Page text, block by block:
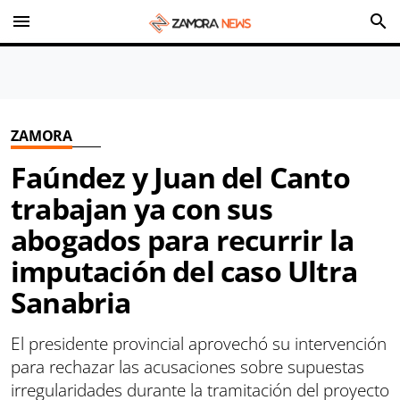
menu search
ZAMORA
Faúndez y Juan del Canto
trabajan ya con sus
abogados para recurrir la
imputación del caso Ultra
Sanabria
El presidente provincial aprovechó su intervención
para rechazar las acusaciones sobre supuestas
irregularidades durante la tramitación del proyecto